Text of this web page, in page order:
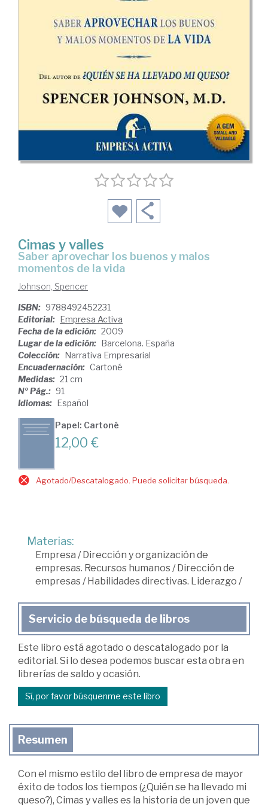
Cimas y valles
saber aprovechar los buenos y malos
momentos de la vida
Johnson, Spencer
ISBN: 9788492452231
Editorial:
Empresa Activa
Fecha de la edición: 2009
Lugar de la edición:
Barcelona. España
Colección:
Narrativa Empresarial
Encuadernación: Cartoné
Medidas: 21 cm
Nº Pág.: 91
Idiomas:
Español
Papel: Cartoné
12,00 €
Agotado/Descatalogado. Puede solicitar búsqueda.
Materias:
Empresa / Dirección y organización de
empresas. Recursos humanos/ Dirección de
empresas/ Habilidades directivas. Liderazgo /
Servicio de búsqueda de libros
Este libro está agotado o descatalogado por la
editorial. Si lo desea podemos buscar esta obra en
librerías de saldo y ocasión.
Sí, por favor búsquenme este libro
Resumen
Con el mismo estilo del libro de empresa de mayor
éxito de todos los tiempos (¿Quién se ha llevado mi
queso?), Cimas y valles es la historia de un joven que